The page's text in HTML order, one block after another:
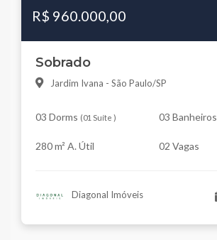
R$ 960.000,00
Sobrado
Jardim Ivana - São Paulo/SP
03 Dorms (01 Suíte ) 03 Banheiros
280 m² A. Útil 02 Vagas
Diagonal Imóveis